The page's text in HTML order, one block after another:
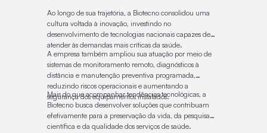
Ao longo de sua trajetória, a Biotecno consolidou uma
cultura voltada à inovação, investindo no
desenvolvimento de tecnologias nacionais capazes de
atender às demandas mais críticas da saúde.
A empresa também ampliou sua atuação por meio de
sistemas de monitoramento remoto, diagnósticos à
distância e manutenção preventiva programada,
reduzindo riscos operacionais e aumentando a
segurança dos equipamentos instalados.
Mais do que acompanhar tendências tecnológicas, a
Biotecno busca desenvolver soluções que contribuam
efetivamente para a preservação da vida, da pesquisa
científica e da qualidade dos serviços de saúde.